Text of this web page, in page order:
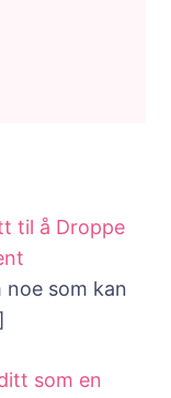
til å Droppe
noe som kan
som en